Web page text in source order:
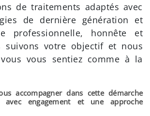
de traitements adaptés avec
de dernière génération et
professionnelle, honnête et
suivons votre objectif et nous
vous sentiez comme à la
accompagner dans cette démarche
avec engagement et une approche